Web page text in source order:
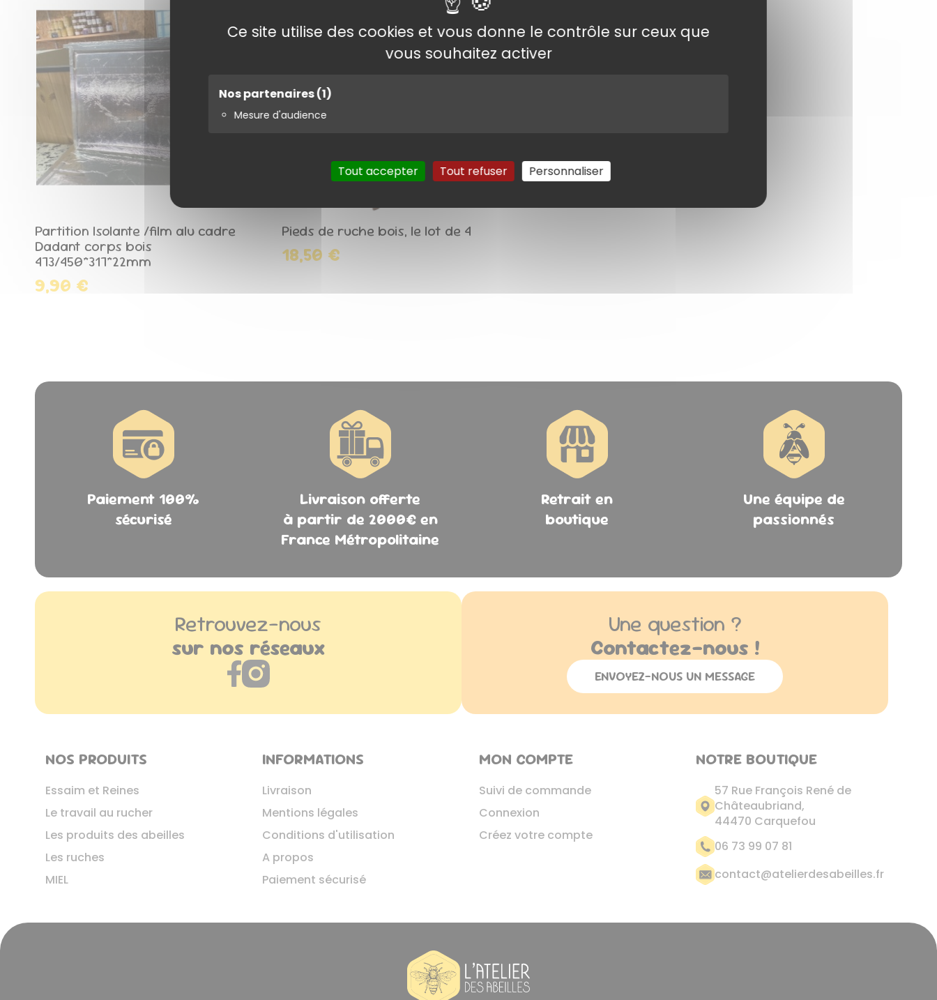
Ce site utilise des cookies et vous donne le contrôle sur ceux que
vous souhaitez activer
Nos partenaires(1)
Mesure d'audience
Tout accepter Tout refuser Personnaliser
Partition Isolante /film alu cadre
Dadant corps bois
473/450*317*22mm
9,90 €
Pieds de ruche bois, le lot de 4
18,50 €
Paiement 100%
sécurisé
Livraison offerte
à partir de 2000€ en
France Métropolitaine
Retrait en
boutique
Une équipe de
passionnés
Retrouvez-nous
sur nos réseaux
Une question ?
Contactez-nous !
ENVOYEZ-NOUS UN MESSAGE
NOS PRODUITS
Essaim et Reines
Le travail au rucher
Les produits des abeilles
Les ruches
MIEL
INFORMATIONS
Livraison
Mentions légales
Conditions d'utilisation
A propos
Paiement sécurisé
MON COMPTE
Suivi de commande
Connexion
Créez votre compte
NOTRE BOUTIQUE
57 Rue François René de
Châteaubriand,
44470 Carquefou
06 73 99 07 81
contact@atelierdesabeilles.fr